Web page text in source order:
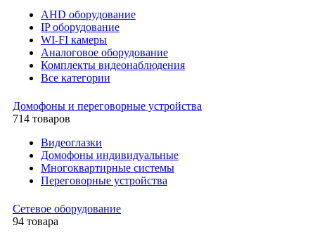
AHD оборудование
IP оборудование
WI-FI камеры
Аналоговое оборудование
Комплекты видеонаблюдения
Все категории
Домофоны и переговорные устройства
714 товаров
Видеоглазки
Домофоны индивидуальные
Многоквартирные системы
Переговорные устройства
Сетевое оборудование
94 товара